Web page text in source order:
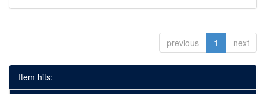
previous 1 next
Item hits: